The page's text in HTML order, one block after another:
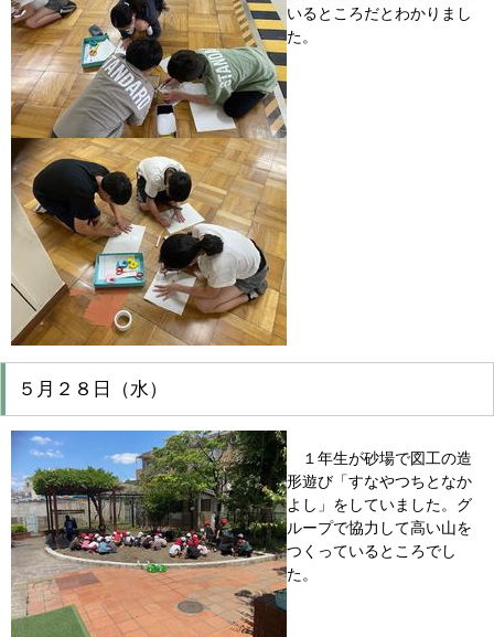
いるところだとわかりまし
た。
５月２８日（水）
１年生が砂場で図工の造
形遊び「すなやつちとなか
よし」をしていました。グ
ループで協力して高い山を
つくっているところでし
た。